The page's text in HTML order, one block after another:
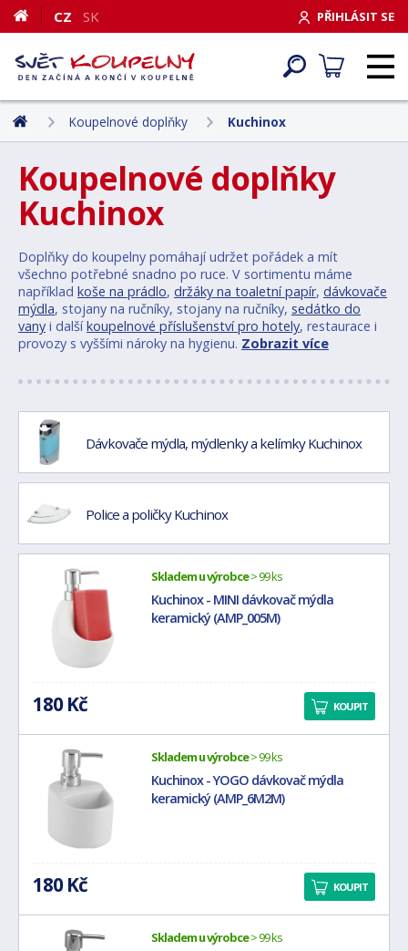
PŘIHLÁSIT SE
CZ SK
Koupelnové doplňky Kuchinox
Koupelnové doplňky
Kuchinox
Doplňky do koupelny pomáhají udržet pořádek a mít
všechno potřebné snadno po ruce. V sortimentu máme
například koše na prádlo, držáky na toaletní papír, dávkovače
mýdla, stojany na ručníky, stojany na ručníky, sedátko do
vany i dalšíkoupelnové příslušenství pro hotely, restaurace i
provozy s vyššími nároky na hygienu. Zobrazit více
Dávkovače mýdla, mýdlenky a kelímky Kuchinox
Police a poličky Kuchinox
Skladem u výrobce> 99 ks
Kuchinox - MINI dávkovač mýdla
keramický (AMP_005M)
180 Kč KOUPIT
Skladem u výrobce> 99 ks
Kuchinox - YOGO dávkovač mýdla
keramický (AMP_6M2M)
180 Kč KOUPIT
Skladem u výrobce> 99 ks